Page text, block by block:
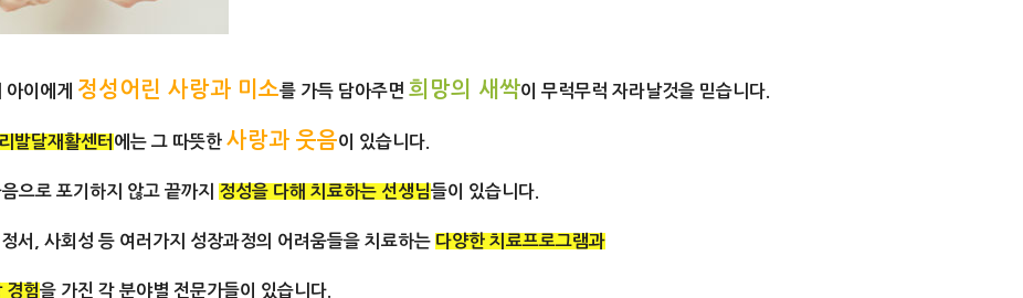
아이에게 정성어린 사랑과 미소를 가득 담아주면희망의 새싹이 무럭무럭 자라날것을 믿습니다.
발달재활센터 에는 그 따뜻한사랑과 웃음이 있습니다.
으로 포기하지 않고 끝까지 정성을 다해 치료하는 선생님들이 있습니다.
서, 사회성 등 여러가지 성장과정의 어려움들을 치료하는 다양한 치료프로그램과
경험을 가진 각 분야별 전문가들이 있습니다.